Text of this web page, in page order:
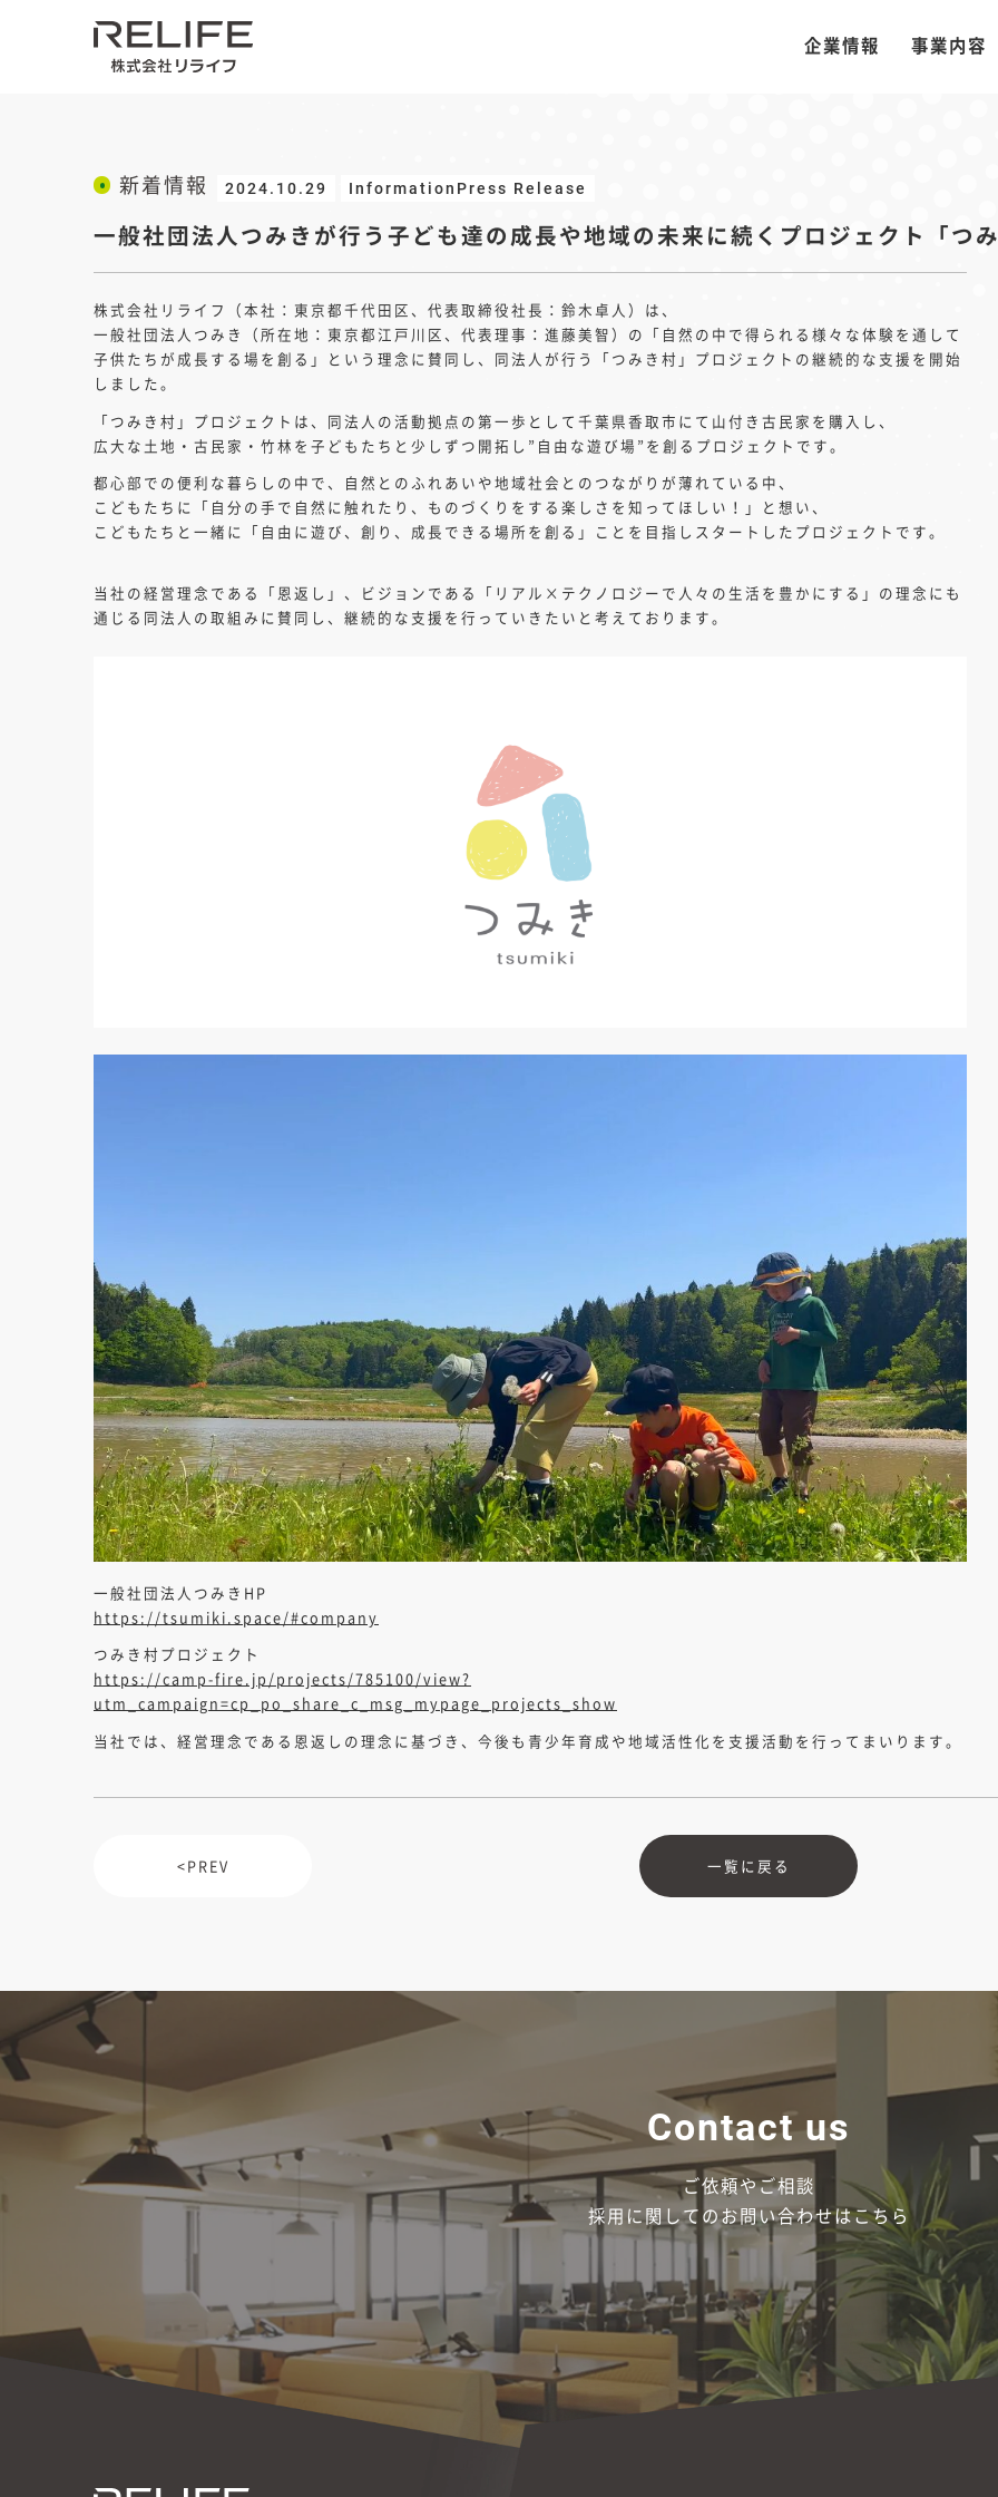
企業情報 事業内容
新着情報 2024.10.29 InformationPress Release
一般社団法人つみきが行う子ども達の成長や地域の未来に続くプロジェクト「つ
株式会社リライフ（本社：東京都千代田区、代表取締役社長：鈴木卓人）は、
一般社団法人つみき（所在地：東京都江戸川区、代表理事：進藤美智）の「自然の中で得られる様々な体験を通して
子供たちが成長する場を創る」という理念に賛同し、同法人が行う「つみき村」プロジェクトの継続的な支援を開始
しました。
「つみき村」プロジェクトは、同法人の活動拠点の第一歩として千葉県香取市にて山付き古民家を購入し、
広大な土地・古民家・竹林を子どもたちと少しずつ開拓し”自由な遊び場”を創るプロジェクトです。
都心部での便利な暮らしの中で、自然とのふれあいや地域社会とのつながりが薄れている中、
こどもたちに「自分の手で自然に触れたり、ものづくりをする楽しさを知ってほしい！」と想い、
こどもたちと一緒に「自由に遊び、創り、成長できる場所を創る」ことを目指しスタートしたプロジェクトです。
当社の経営理念である「恩返し」、ビジョンである「リアル×テクノロジーで人々の生活を豊かにする」の理念にも
通じる同法人の取組みに賛同し、継続的な支援を行っていきたいと考えております。
一般社団法人つみきHP
https://tsumiki.space/#company
つみき村プロジェクト
https://camp-fire.jp/projects/785100/view?
utm_campaign=cp_po_share_c_msg_mypage_projects_show
当社では、経営理念である恩返しの理念に基づき、今後も青少年育成や地域活性化を支援活動を行ってまいります。
PREV 一覧に戻る
Contact us
ご依頼やご相談
採用に関してのお問い合わせはこちら